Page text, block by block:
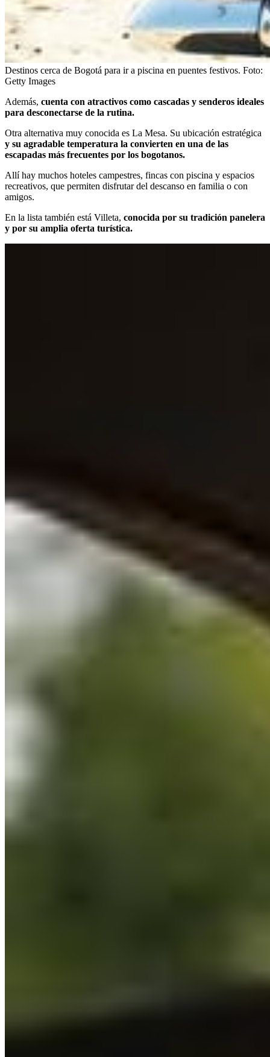
Destinos cerca de Bogotá para ir a piscina en puentes festivos. Foto:
Getty Images
Además, cuenta con atractivos como cascadas y senderos ideales
para desconectarse de la rutina.
Otra alternativa muy conocida es La Mesa. Su ubicación estratégica
y su agradable temperatura la convierten en una de las
escapadas más frecuentes por los bogotanos.
Allí hay muchos hoteles campestres, fincas con piscina y espacios
recreativos, que permiten disfrutar del descanso en familia o con
amigos.
En la lista también está Villeta, conocida por su tradición panelera
y por su amplia oferta turística.